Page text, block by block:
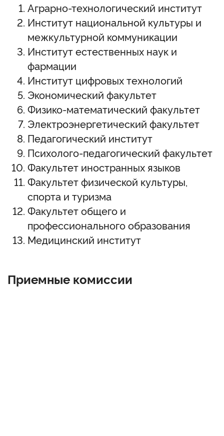
Аграрно-технологический институт
Институт национальной культуры и
межкультурной коммуникации
Институт естественных наук и
фармации
Институт цифровых технологий
Экономический факультет
Физико-математический факультет
Электроэнергетический факультет
Педагогический институт
Психолого-педагогический факультет
Факультет иностранных языков
Факультет физической культуры,
спорта и туризма
Факультет общего и
профессионального образования
Медицинский институт
Приемные комиссии